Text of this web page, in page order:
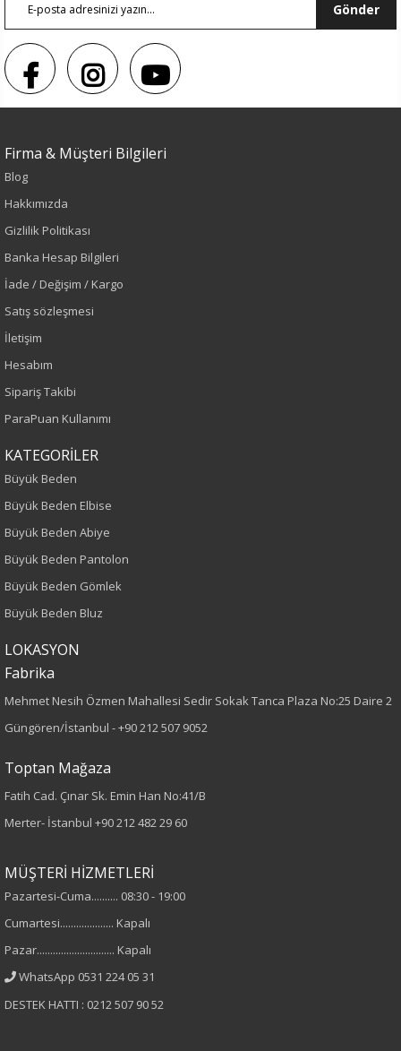
Renk
Mercan
Sezon
İlkbahar-Yaz
Yaş Grubu
Kalıp
Büyük Beden
Desen
Düz
%70 Pamuk
%27 Polyester
%3 Elastan
Cinsiyet
Gönder
Firma & Müşteri Bilgileri
Blog
Hakkımızda
Gizlilik Politikası
Banka Hesap Bilgileri
İade / Değişim / Kargo
Satış sözleşmesi
İletişim
Hesabım
Sipariş Takibi
ParaPuan Kullanımı
KATEGORİLER
Büyük Beden
Büyük Beden Elbise
Büyük Beden Abiye
Büyük Beden Pantolon
Büyük Beden Gömlek
Büyük Beden Bluz
LOKASYON
Fabrika
Mehmet Nesih Özmen Mahallesi Sedir Sokak Tanca Plaza No:25 Daire 2
Güngören/İstanbul -+90 212 507 9052
Toptan Mağaza
Fatih Cad. Çınar Sk. Emin Han No:41/B
Merter- İstanbul +90 212 482 29 60
MÜŞTERİ HİZMETLERİ
Pazartesi-Cuma.......... 08:30 - 19:00
Cumartesi.................... Kapalı
Pazar............................. Kapalı
WhatsApp 0531 224 05 31
DESTEK HATTI : 0212 507 90 52